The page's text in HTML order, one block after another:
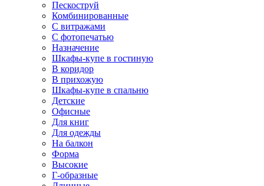
Пескоструй
Комбинированные
С витражами
С фотопечатью
Назначение
Шкафы-купе в гостиную
В коридор
В прихожую
Шкафы-купе в спальню
Детские
Офисные
Для книг
Для одежды
На балкон
Форма
Высокие
Г-образные